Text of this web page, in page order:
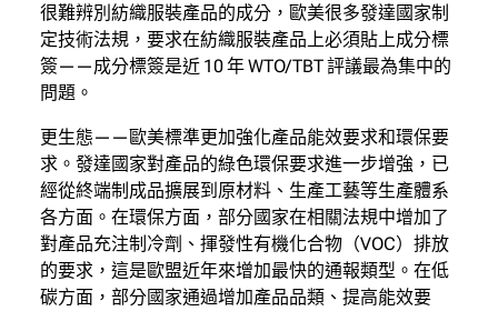
很難辨別紡織服裝產品的成分，歐美很多發達國家制
定技術法規，要求在紡織服裝產品上必須貼上成分標
簽——成分標簽是近 10 年 WTO/TBT 評議最為集中的
問題。
更生態——歐美標準更加強化產品能效要求和環保要
求。發達國家對產品的綠色環保要求進一步增強，已
經從終端制成品擴展到原材料、生產工藝等生產體系
各方面。在環保方面，部分國家在相關法規中增加了
對產品充注制冷劑、揮發性有機化合物（VOC）排放
的要求，這是歐盟近年來增加最快的通報類型。在低
碳方面，部分國家通過增加產品品類、提高能效要